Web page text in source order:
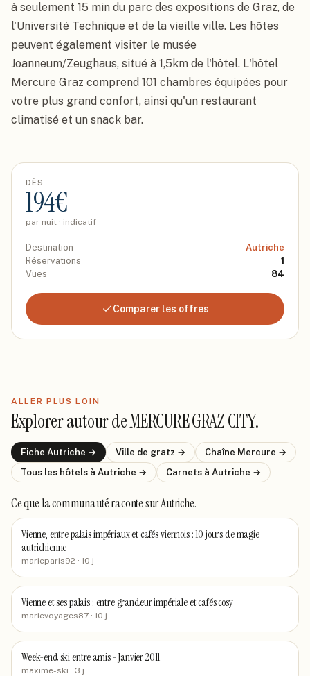
à seulement 15 min du parc des expositions de Graz, de
l'Université Technique et de la vieille ville. Les hôtes
peuvent également visiter le musée
Joanneum/Zeughaus, situé à 1,5km de l'hôtel. L'hôtel
Mercure Graz comprend 101 chambres équipées pour
votre plus grand confort, ainsi qu'un restaurant
climatisé et un snack bar.
DÈS
194€
par nuit · indicatif
Destination
Autriche
Réservations
1
Vues
84
Comparer les offres
ALLER PLUS LOIN
Explorer autour deMERCURE GRAZ CITY.
Fiche Autriche → Ville de gratz → Chaîne Mercure →
Tous les hôtels à Autriche → Carnets à Autriche →
Ce que la communauté racontesur Autriche.
Vienne, entre palais impériaux et cafés viennois : 10 jours de magie
autrichienne
marieparis92 · 10 j
Vienne et ses palais : entre grandeur impériale et cafés cosy
marievoyages87 · 10 j
Week-end ski entre amis - Janvier 2011
maxime-ski · 3 j